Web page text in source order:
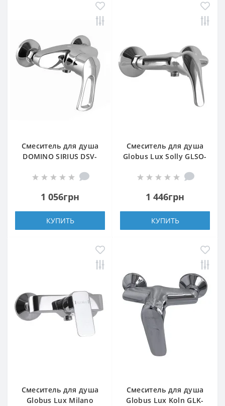
Смеситель для душа
DOMINO SIRIUS DSV-
1 056грн
КУПИТЬ
Смеситель для душа
Globus Lux Solly GLSO-
1 446грн
КУПИТЬ
Смеситель для душа
Globus Lux Milano
Смеситель для душа
Globus Lux Koln GLK-